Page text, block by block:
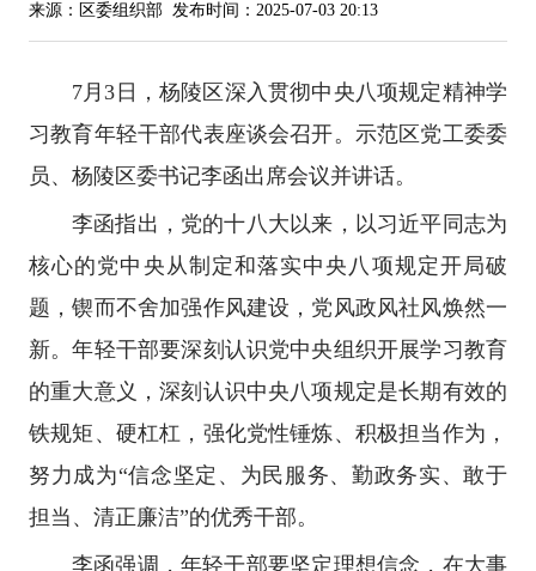
来源：区委组织部 发布时间：2025-07-03 20:13
7月3日，杨陵区深入贯彻中央八项规定精神学
习教育年轻干部代表座谈会召开。示范区党工委委
员、杨陵区委书记李函出席会议并讲话。
李函指出，党的十八大以来，以习近平同志为
核心的党中央从制定和落实中央八项规定开局破
题，锲而不舍加强作风建设，党风政风社风焕然一
新。年轻干部要深刻认识党中央组织开展学习教育
的重大意义，深刻认识中央八项规定是长期有效的
铁规矩、硬杠杠，强化党性锤炼、积极担当作为，
努力成为“信念坚定、为民服务、勤政务实、敢于
担当、清正廉洁”的优秀干部。
李函强调，年轻干部要坚定理想信念，在大事